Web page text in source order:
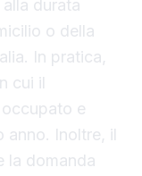
durata
o della
In pratica,
cui il
e
anno. Inoltre, il
la domanda